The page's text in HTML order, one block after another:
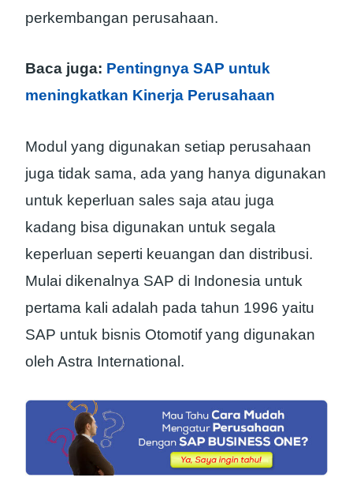
perkembangan perusahaan.
Baca juga: Pentingnya SAP untuk
meningkatkan Kinerja Perusahaan
Modul yang digunakan setiap perusahaan
juga tidak sama, ada yang hanya digunakan
untuk keperluan sales saja atau juga
kadang bisa digunakan untuk segala
keperluan seperti keuangan dan distribusi.
Mulai dikenalnya SAP di Indonesia untuk
pertama kali adalah pada tahun 1996 yaitu
SAP untuk bisnis Otomotif yang digunakan
oleh Astra International.